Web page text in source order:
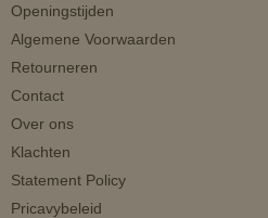
Openingstijden
Algemene Voorwaarden
Retourneren
Contact
Over ons
Klachten
Statement Policy
Pricavybeleid